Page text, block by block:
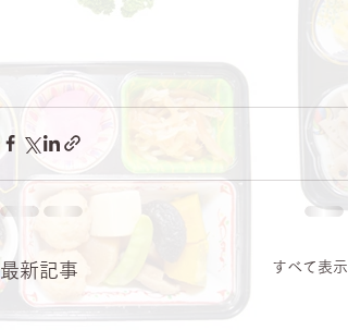
最新記事 すべて表示